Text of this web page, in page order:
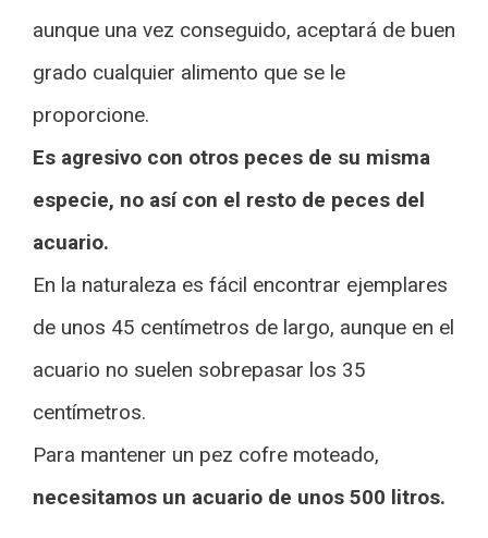
aunque una vez conseguido, aceptará de buen
grado cualquier alimento que se le
proporcione.
Es agresivo con otros peces de su misma
especie, no así con el resto de peces del
acuario.
En la naturaleza es fácil encontrar ejemplares
de unos 45 centímetros de largo, aunque en el
acuario no suelen sobrepasar los 35
centímetros.
Para mantener un pez cofre moteado,
necesitamos un acuario de unos 500 litros.